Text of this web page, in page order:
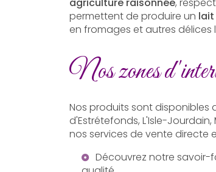
permettent de produire un lait
en fromages et autres délices
Nos zones
Nos produits sont disponibles
d'Estrétefonds, L'Isle-
nos services de vente directe
Découvrez notre savoir-